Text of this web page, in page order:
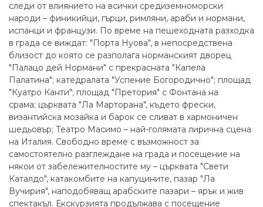
следи от влиянието на всички средиземноморски
народи – финикийци, гърци, римляни, араби и нормани,
испанци и французи. По време на пешеходната разходка
в града се виждат: "Порта Нуова", в непосредствена
близост до която се разполага норманският дворец
"Палацо дей Нормани" с прекрасната "Капела
Палатина"; катедралата "Успение Богородично"; площад
"Куатро Канти"; площад "Претория" с Фонтана на
срама; църквата "Ла Марторана", където фрески,
византийска мозайка и барок се сливат в хармоничен
шедьовър; Театро Масимо – най-голямата лирична сцена
на Италия. Свободно време с възможност за
самостоятелно разглеждане на града и посещение на
някои от забележителностите му – църквата "Свети
Каталдо", катакомбите на капуцините, пазар "Ла
Вучирия", наподобяващ арабските пазари – ярък и жив
спектакъл. Екскурзията продължава с посещение